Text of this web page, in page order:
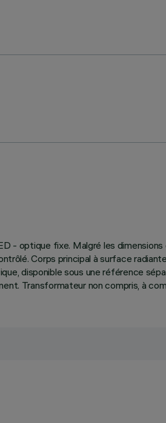
- optique fixe. Malgré les
Corps principal à surface
disponible sous une référence
Transformateur non compris, à